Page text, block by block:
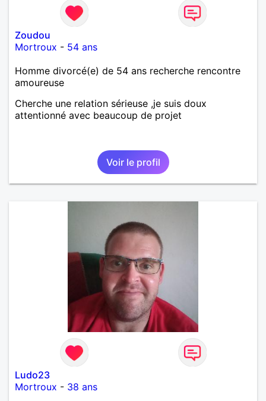
Zoudou
Mortroux - 54 ans
Homme divorcé(e) de 54 ans recherche rencontre
amoureuse
Cherche une relation sérieuse ,je suis doux
attentionné avec beaucoup de projet
Voir le profil
Ludo23
Mortroux - 38 ans